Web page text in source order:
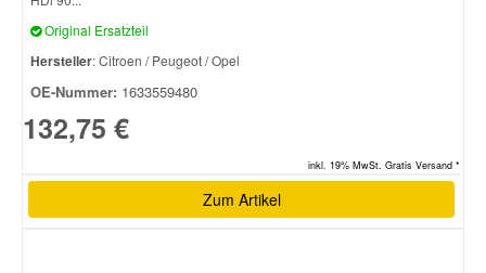
Original Ersatzteil
Hersteller: Citroen / Peugeot / Opel
OE-Nummer: 1633559480
132,75 €
inkl. 19% MwSt. Gratis Versand *
Zum Artikel